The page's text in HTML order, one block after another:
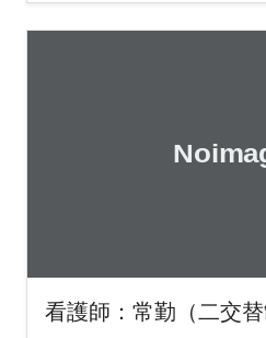
看護師：常勤（二交